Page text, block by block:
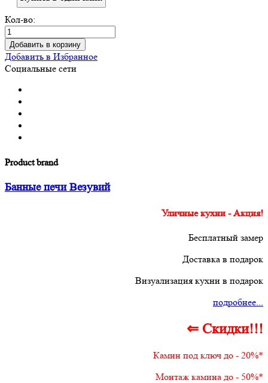
Кол-во:
Добавить в корзину
Добавить в Избранное
Социальные сети
Product brand
Банные печи Везувий
Уличные кухни - Акция!
Бесплатный замер
Доставка в подарок
Визуализация кухни в подарок
подробнее...
⇐ Скидки!!!
Камин под ключ до - 20%*
Монтаж камина до - 50%*